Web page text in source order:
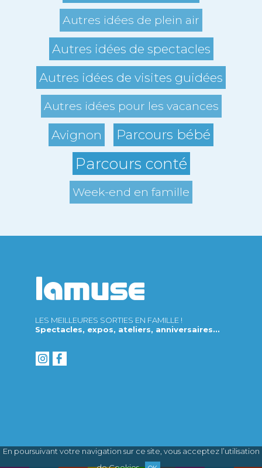
Autres idées de plein air
Autres idées de spectacles
Autres idées de visites guidées
Autres idées pour les vacances
Avignon Parcours bébé
Parcours conté
Week-end en famille
LES MEILLEURES SORTIES EN FAMILLE !
Spectacles, expos, ateliers, anniversaires...
En poursuivant votre navigation sur ce site, vous acceptez l’utilisation